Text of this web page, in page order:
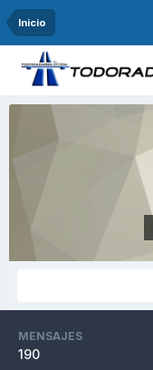
Inicio
MENSAJES
190